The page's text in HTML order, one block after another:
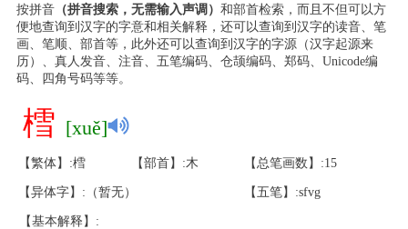
按拼音（拼音搜索，无需输入声调） 和部首检索，而且不但可以方
便地查询到汉字的字意和相关解释，还可以查询到汉字的读音、笔
画、笔顺、部首等，此外还可以查询到汉字的字源（汉字起源来
历）、真人发音、注音、五笔编码、仓颉编码、郑码、Unicode编
码、四角号码等等。
樰 [xuě]
【繁体】:樰 【部首】:木 【总笔画数】:15
【异体字】:（暂无） 【五笔】:sfvg
【基本解释】: